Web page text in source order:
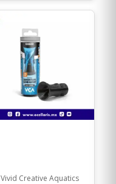
Vivid Creative Aquatics